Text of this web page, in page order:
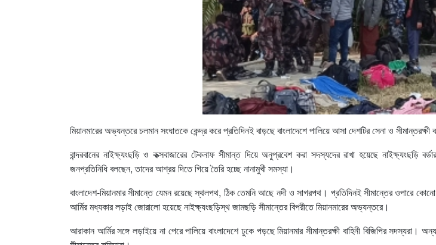
মিয়ানমারের অভ্যন্তরে চলমান সংঘাতকে কেন্দ্র করে প্রতিদিনই বাড়ছে বাংলাদেশে পালিয়ে আসা দেশটির সেনা ও সীমান্তরক্ষী
বান্দরবানের নাইক্ষ্যংছড়ি ও কক্সবাজারের টেকনাফ সীমান্ত দিয়ে অনুপ্রবেশ করা সদস্যদের রাখা হয়েছে নাইক্ষ্যংছড়ি
জনপ্রতিনিধি বলছেন, তাদের আশ্রয় দিতে গিয়ে তৈরি হচ্ছে নানামুখী সমস্যা।
বাংলাদেশ-মিয়ানমার সীমান্তে যেমন রয়েছে স্থলপথ, ঠিক তেমনি আছে নদী ও সাগরপথ। প্রতিদিনই সীমান্তের ওপারে
আর্মির মধ্যকার লড়াই জোরালো হয়েছে নাইক্ষ্যংছড়িস্থ জামছড়ি সীমান্তের বিপরীতে মিয়ানমারের অভ্যন্তরে।
আরাকান আর্মির সঙ্গে লড়াইয়ে না পেরে পালিয়ে বাংলাদেশে ঢুকে পড়ছে মিয়ানমার সীমান্তরক্ষী বাহিনী বিজিপির